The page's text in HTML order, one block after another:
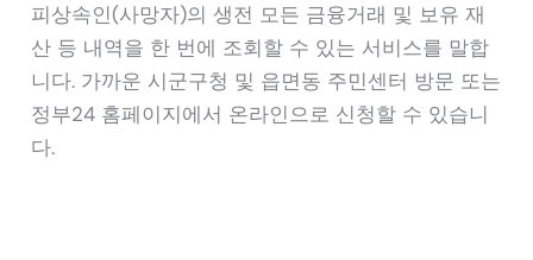
피상속인(사망자)의 생전 모든 금융거래 및 보유 재
산 등 내역을 한 번에 조회할 수 있는 서비스를 말합
니다. 가까운 시군구청 및 읍면동 주민센터 방문 또는
정부24 홈페이지에서 온라인으로 신청할 수 있습니
다.